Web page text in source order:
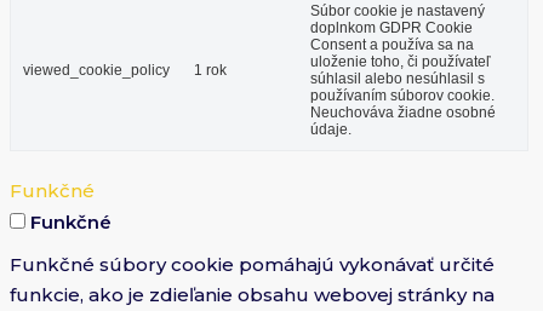
viewed_cookie_policy 1 rok
Súbor cookie je nastavený
doplnkom GDPR Cookie
Consent a používa sa na
uloženie toho, či používateľ
súhlasil alebo nesúhlasil s
používaním súborov cookie.
Neuchováva žiadne osobné
údaje.
Funkčné
Funkčné
Funkčné súbory cookie pomáhajú vykonávať určité
funkcie, ako je zdieľanie obsahu webovej stránky na